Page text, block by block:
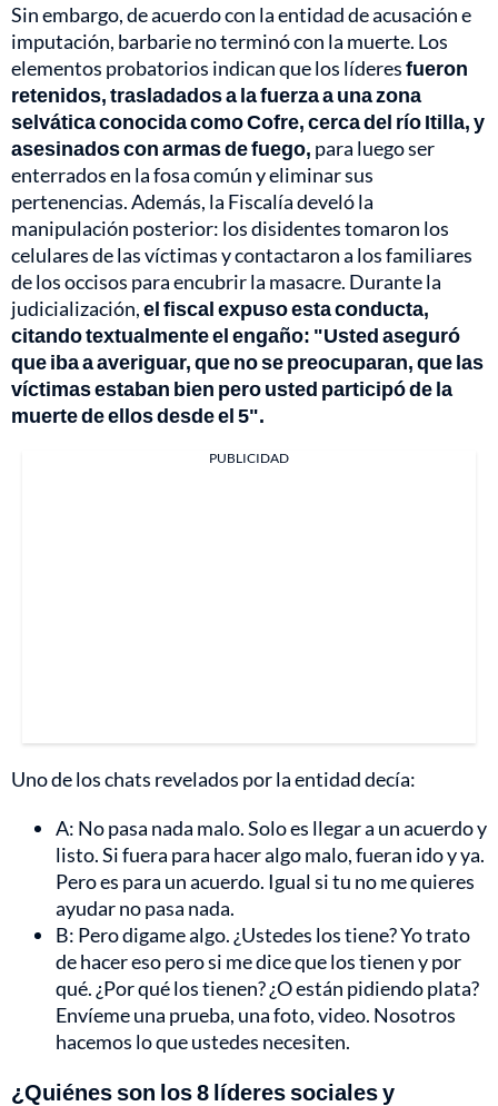
Sin embargo, de acuerdo con la entidad de acusación e
imputación, barbarie no terminó con la muerte. Los
elementos probatorios indican que los líderesfueron
retenidos, trasladados a la fuerza a una zona
selvática conocida como Cofre, cerca del río Itilla, y
asesinados con armas de fuego, para luego ser
enterrados en la fosa común y eliminar sus
pertenencias. Además, la Fiscalía develó la
manipulación posterior: los disidentes tomaron los
celulares de las víctimas y contactaron a los familiares
de los occisos para encubrir la masacre. Durante la
judicialización,el fiscal expuso esta conducta,
citando textualmente el engaño: "Usted aseguró
que iba a averiguar, que no se preocuparan, que las
víctimas estaban bien pero usted participó de la
muerte de ellos desde el 5".
PUBLICIDAD
Uno de los chats revelados por la entidad decía:
A: No pasa nada malo. Solo es llegar a un acuerdo y
listo. Si fuera para hacer algo malo, fueran ido y ya.
Pero es para un acuerdo. Igual si tu no me quieres
ayudar no pasa nada.
B: Pero digame algo. ¿Ustedes los tiene? Yo trato
de hacer eso pero si me dice que los tienen y por
qué. ¿Por qué los tienen? ¿O están pidiendo plata?
Envíeme una prueba, una foto, video. Nosotros
hacemos lo que ustedes necesiten.
¿Quiénes son los 8 líderes sociales y